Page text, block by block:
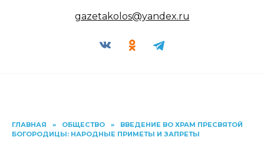
gazetakolos@yandex.ru
ГЛАВНАЯ » ОБЩЕСТВО »
ВВЕДЕНИЕ ВО ХРАМ ПРЕСВЯТОЙ
БОГОРОДИЦЫ: НАРОДНЫЕ ПРИМЕТЫ И ЗАПРЕТЫ